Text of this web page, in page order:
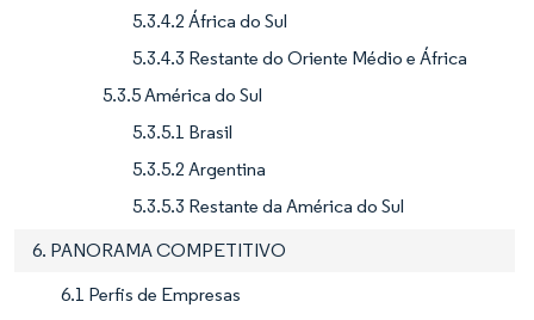
5.3.4.2 África do Sul
5.3.4.3 Restante do Oriente Médio e África
5.3.5 América do Sul
5.3.5.1 Brasil
5.3.5.2 Argentina
5.3.5.3 Restante da América do Sul
6. PANORAMA COMPETITIVO
6.1 Perfis de Empresas